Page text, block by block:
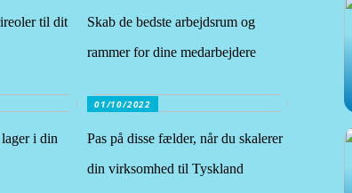
til dit
Skab de bedste arbejdsrum og
rammer for dine medarbejdere
i din
01/10/2022
Pas på disse fælder, når du skalerer
din virksomhed til Tyskland